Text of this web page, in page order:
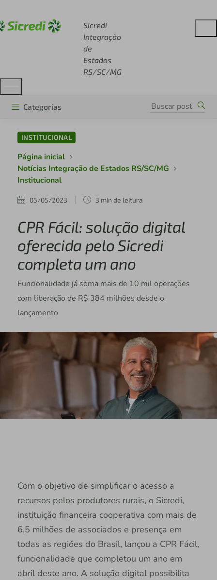
Sicredi
Integração
de
Estados
RS/SC/MG
Categorias
INSTITUCIONAL
Página inicial
Notícias Integração de Estados RS/SC/MG
Institucional
05/05/2023 3 min de leitura
CPR Fácil: solução digital
oferecida pelo Sicredi
completa um ano
Funcionalidade já soma mais de 10 mil operações
com liberação de R$ 384 milhões desde o
lançamento
Com o objetivo de simplificar o acesso a
recursos pelos produtores rurais, o Sicredi,
instituição financeira cooperativa com mais de
6,5 milhões de associados e presença em
todas as regiões do Brasil, lançou a CPR Fácil,
funcionalidade que completou um ano em
abril deste ano. A solução digital possibilita